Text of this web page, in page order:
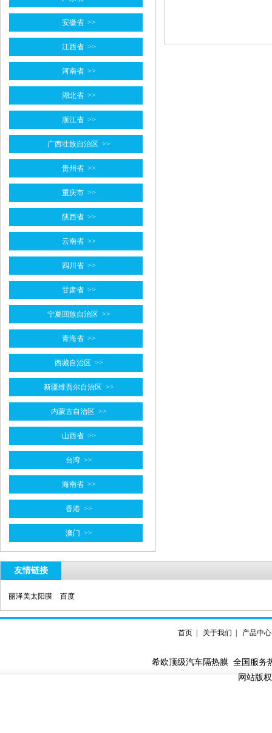
安徽省 >>
江西省 >>
河南省 >>
湖北省 >>
浙江省 >>
广西壮族自治区 >>
贵州省 >>
重庆市 >>
陕西省 >>
云南省 >>
四川省 >>
甘肃省 >>
宁夏回族自治区 >>
青海省 >>
西藏自治区 >>
新疆维吾尔自治区 >>
内蒙古自治区 >>
山西省 >>
台湾 >>
海南省 >>
香港 >>
澳门 >>
友情链接
丽泽美太阳膜 百度
首页 关于我们 产品中心
希欧顶级汽车隔热膜 全国服
网站版